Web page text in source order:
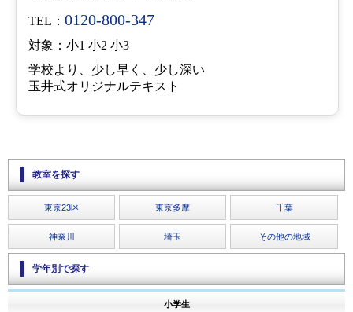
TEL： 0120-800-347
対象：小1 小2 小3
学校より、少し早く、少し深い
玉井式オリジナルテキスト
教室を探す
東京23区 東京多摩 千葉
神奈川 埼玉 その他の地域
学年別で探す
小学生